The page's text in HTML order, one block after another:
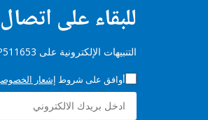
للبقاء على
التنبيهات الإلكترونية على Project P511653
أوافق على شروط إشعار